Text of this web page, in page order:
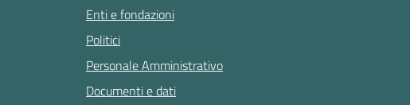
Enti e fondazioni
Politici
Personale Amministrativo
Documenti e dati